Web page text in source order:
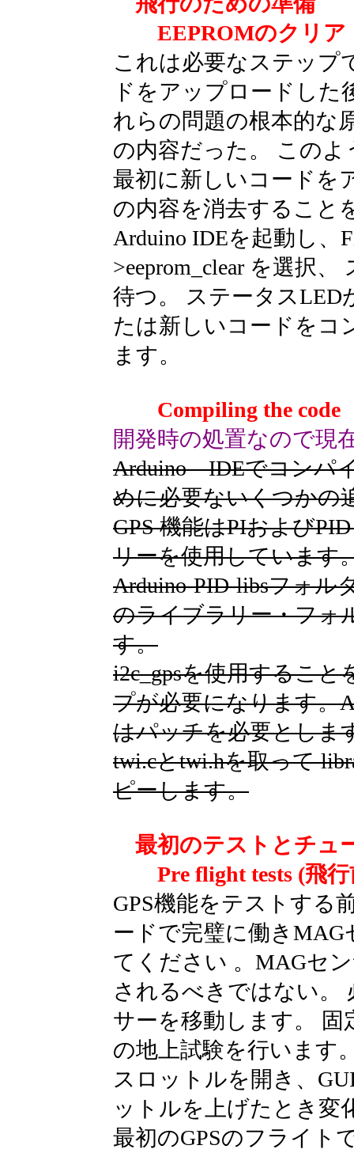
EEPROMのクリア
これは必要なステップ
ドをアップロードした
れらの問題の根本的な
の内容だった。 この
最初に新しいコードを
の内容を消去すること
Arduino IDEを起動し、
>eeprom_clear を選択
待つ。 ステータスLED
たは新しいコードをコ
ます。
Compiling the
開発時の処置なので現
Arduino IDEでコンパ
めに必要ないくつかの
GPS 機能はPIおよび
リーを使用しています
Arduino-PID-libsフォル
のライブラリー・フォ
す。
i2c_gpsを使用するこ
プが必要になります。
はパッチを必要としま
twi.cとtwi.hを取って
ピーします。
最初のテストとチュ
Pre flight tests (飛
GPS機能をテストする
ードで完璧に働き
てください 。MAGセ
されるべきではない。
サーを移動します。
の地上試験を行います
スロットルを開き、
ットルを上げたとき変
最初のGPSのフライト